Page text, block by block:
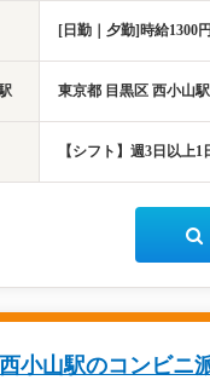
[日勤｜夕勤]時給1300
東京都 目黒区 西小山駅
【シフト】週3日以上
小山駅のコンビニ